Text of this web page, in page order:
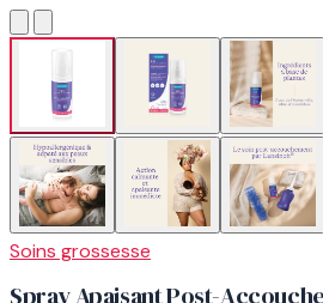
Soins grossesse
Spray Apaisant Post-